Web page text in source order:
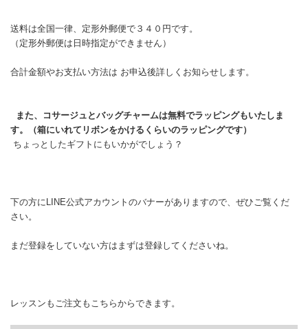
送料は全国一律、定形外郵便で３４０円です。
（定形外郵便は日時指定ができません）
合計金額やお支払い方法は お申込後詳しくお知らせします。
また、コサージュとバッグチャームは無料でラッピングもいたしま
す。（箱にいれてリボンをかけるくらいのラッピングです）
ちょっとしたギフトにもいかがでしょう？
下の方にLINE公式アカウントのバナーがありますので、ぜひご覧くだ
さい。
まだ登録をしていない方はまずは登録してくださいね。
レッスンもご注文もこちらからできます。